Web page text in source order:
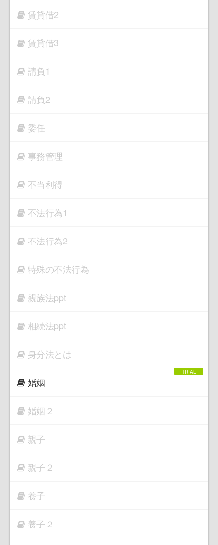
賃貸借2
賃貸借3
請負1
請負2
委任
事務管理
不当利得
不法行為1
不法行為2
特殊の不法行為
親族法ppt
相続法ppt
身分法とは
婚姻
婚姻２
親子
親子２
養子
養子２